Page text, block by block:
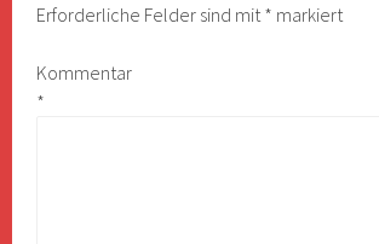
Erforderliche Felder sind mit * markiert
Kommentar
*